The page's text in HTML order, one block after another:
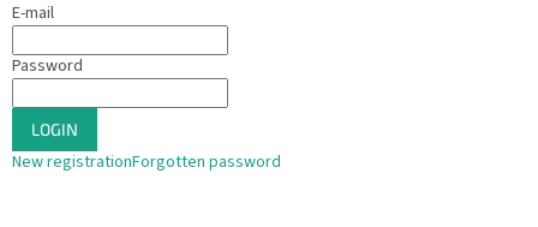
s
E-mail
Password
LOGIN
New registrationForgotten password